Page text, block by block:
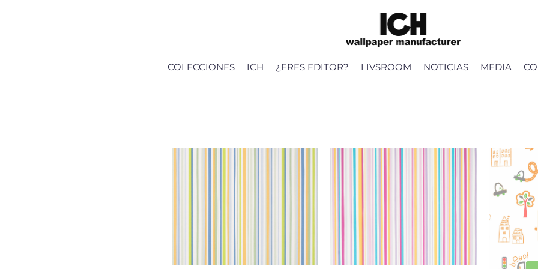
COLECCIONES ICH ¿ERES EDITOR? LIVSROOM NOTICIAS MEDIA